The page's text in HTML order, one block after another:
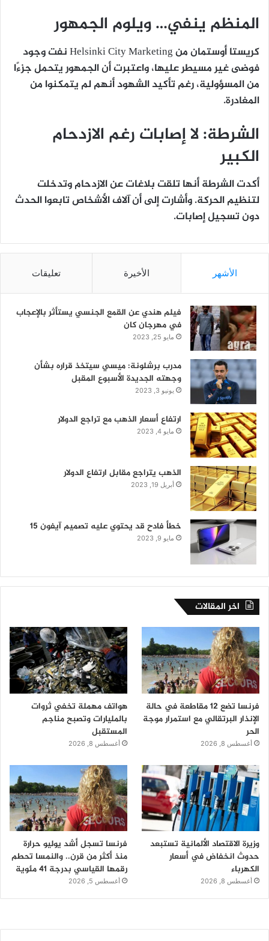
المنظم ينفي… ويلوم الجمهور
كريستا أوستمان
من Helsinki City Marketing نفت وجود
فوضى غير مسيطر عليها، واعتبرت أن الجمهور يتحمل جزءًا
من المسؤولية، رغم تأكيد الشهود أنهم لم يتمكنوا من
المغادرة.
الشرطة: لا إصابات رغم الازدحام
الكبير
أكدت الشرطة أنها تلقت بلاغات عن الازدحام وتدخلت
لتنظيم الحركة. وأشارت إلى أن آلاف الأشخاص تابعوا الحدث
دون تسجيل إصابات.
الأشهر الأخيرة تعليقات
فيلم هندي عن القمع الجنسي يستأثر بالإعجاب
في مهرجان كان
مايو 25, 2023
مدرب برشلونة: ميسي سيتخذ قراره بشأن
وجهته الجديدة الأسبوع المقبل
يونيو 3, 2023
ارتفاع أسعار الذهب مع تراجع الدولار
مايو 4, 2023
الذهب يتراجع مقابل ارتفاع الدولار
أبريل 19, 2023
خطأ فادح قد يحتوي عليه تصميم آيفون 15
مايو 9, 2023
اخر المقالات
فرنسا تضع 12 مقاطعة في حالة
الإنذار البرتقالي مع استمرار موجة
الحر
أغسطس 8, 2026
هواتف مهملة تخفي ثروات
بالمليارات وتصبح مناجم
المستقبل
أغسطس 8, 2026
وزيرة الاقتصاد الألمانية تستبعد
حدوث انخفاض في أسعار
الكهرباء
أغسطس 8, 2026
فرنسا تسجل أشد يوليو حرارة
منذ أكثر من قرن.. والنمسا تحطم
رقمها القياسي بدرجة 41 مئوية
أغسطس 5, 2026